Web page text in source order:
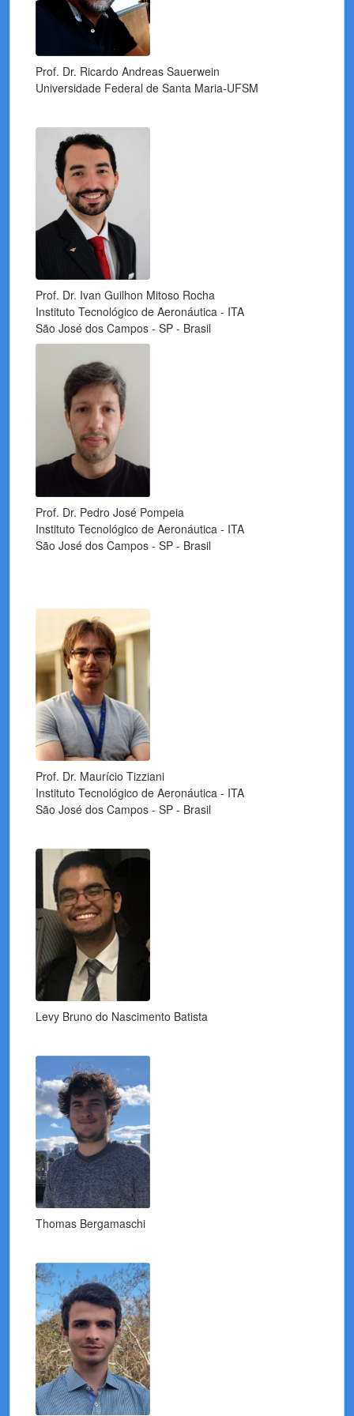
Pruebas
Página General de OIBF
Prof. Dr. Ricardo Andreas Sauerwein
Universidade Federal de Santa Maria-UFSM
Prof. Dr. Ivan Guilhon Mitoso Rocha
Instituto Tecnológico de Aeronáutica - ITA
São José dos Campos - SP - Brasil
Prof. Dr. Pedro José Pompeia
Instituto Tecnológico de Aeronáutica - ITA
São José dos Campos - SP - Brasil
Prof. Dr. Maurício Tizziani
Instituto Tecnológico de Aeronáutica - ITA
São José dos Campos - SP - Brasil
Levy Bruno do Nascimento Batista
Thomas Bergamaschi